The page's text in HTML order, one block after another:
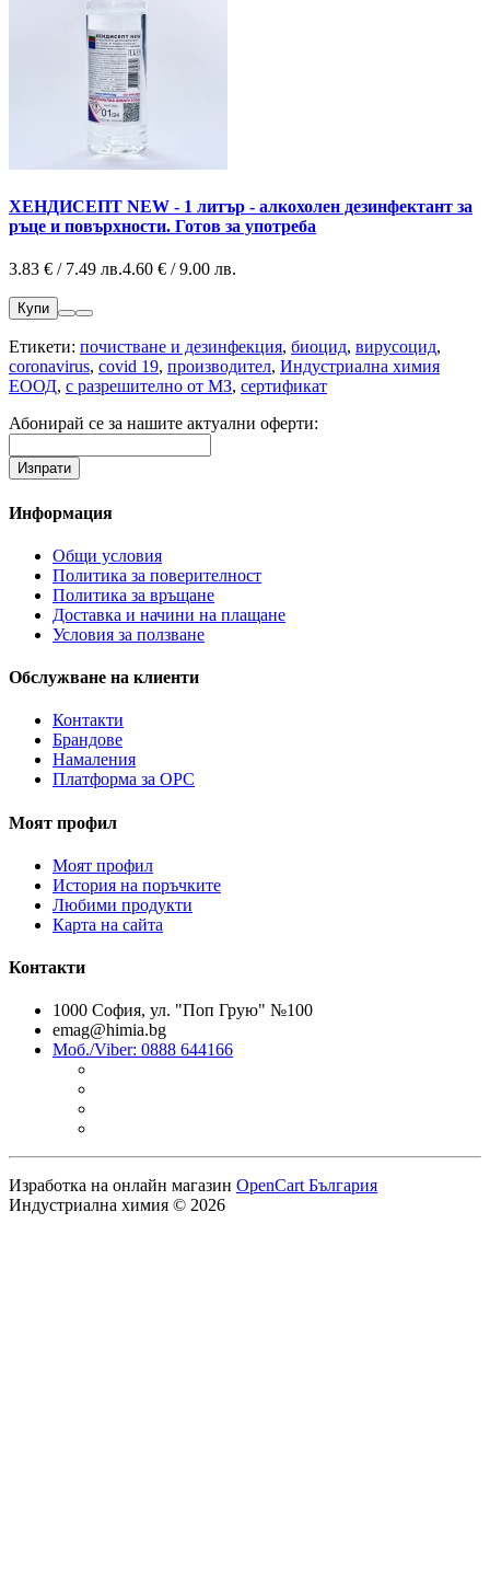
ХЕНДИСЕПТ NEW - 1 литър - алкохолен дезинфектант за
ръце и повърхности. Готов за употреба
3.83 € / 7.49 лв.4.60 € / 9.00 лв.
Купи
Етикети: почистване и дезинфекция, биоцид, вирусоцид,
coronavirus, covid 19, производител, Индустриална химия
ЕООД, с разрешително от МЗ, сертификат
Абонирай се за нашите актуални оферти:
Информация
Общи условия
Политика за поверителност
Политика за връщане
Доставка и начини на плащане
Условия за ползване
Обслужване на клиенти
Контакти
Брандове
Намаления
Платформа за ОРС
Моят профил
Моят профил
История на поръчките
Любими продукти
Карта на сайта
Контакти
1000 София, ул. "Поп Грую" №100
emag@himia.bg
Моб./Viber: 0888 644166
Изработка на онлайн магазин OpenCart България
Индустриална химия © 2026